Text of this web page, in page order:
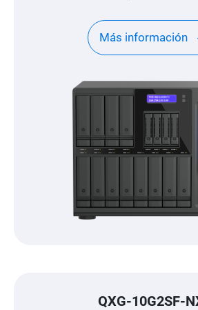
Más información
QXG-10G2SF-